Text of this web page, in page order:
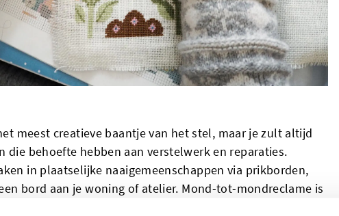
meest creatieve baantje van het stel, maar je zult altijd
die behoefte hebben aan verstelwerk en reparaties.
in plaatselijke naaigemeenschappen via prikborden,
bord aan je woning of atelier. Mond-tot-mondreclame is
bedrijfjes die aan verstelwerk doen. Potentiële klanten